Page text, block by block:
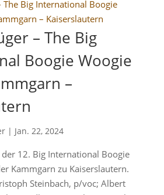
– The Big
Boogie Woogie
–
| Jan. 22, 2024
12. Big International Boogie
Kammgarn zu Kaiserslautern.
Steinbach, p/voc; Albert